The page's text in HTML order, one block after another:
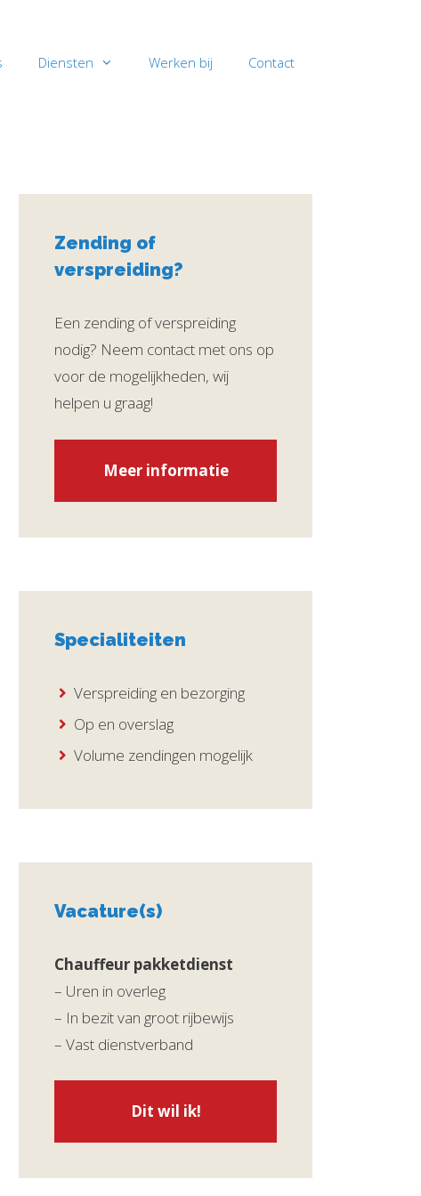
Diensten Werken bij Contact
Zending of
verspreiding?
Een zending of verspreiding
nodig? Neem contact met ons op
voor de mogelijkheden, wij
helpen u graag!
Meer informatie
Specialiteiten
Verspreiding en bezorging
Op en overslag
Volume zendingen mogelijk
Vacature(s)
Chauffeur pakketdienst
– Uren in overleg
– In bezit van groot rijbewijs
– Vast dienstverband
Dit wil ik!